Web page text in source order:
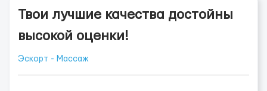
Твои лучшие качества достойны
высокой оценки!
Эскорт - Массаж